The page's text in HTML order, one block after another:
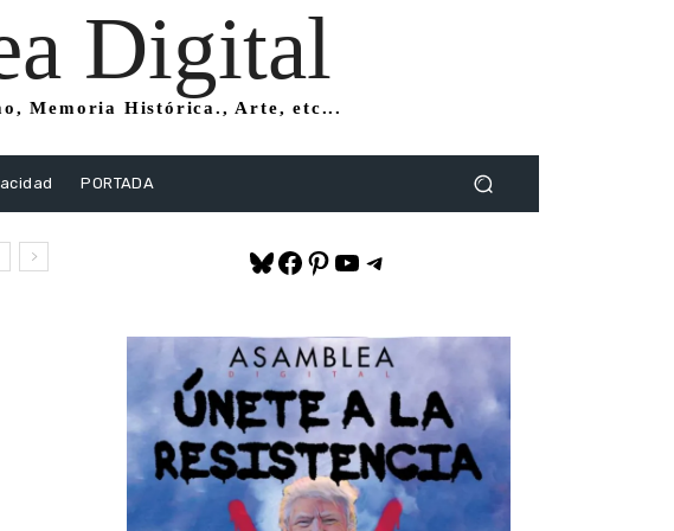
Digital
Memoria Histórica., Arte, etc...
PORTADA
Bluesky
Facebook
Pinterest
YouTube
Telegram